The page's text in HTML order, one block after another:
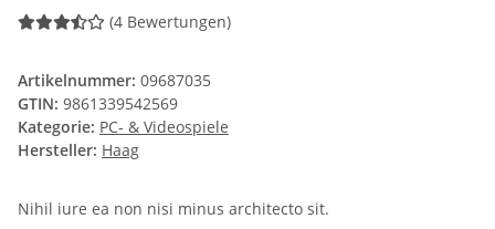
(4 Bewertungen)
Artikelnummer: 09687035
GTIN: 9861339542569
Kategorie: PC- & Videospiele
Hersteller: Haag
Nihil iure ea non nisi minus architecto sit.